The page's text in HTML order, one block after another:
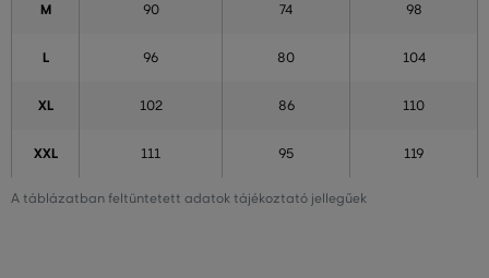
A táblázatban feltüntetett adatok tájékoztató jellegűek
M 90 74 98
L 96 80 104
XL 102 86 110
XXL 111 95 119